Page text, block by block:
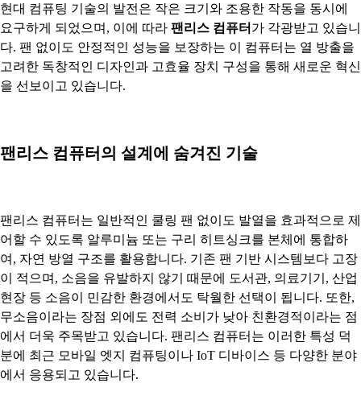
현대 컴퓨팅 기술의 발전은 작은 크기와 조용한 작동을 동시에
요구하게 되었으며, 이에 따라 팬리스 컴퓨터 가 각광받고 있습니
다. 팬 없이도 안정적인 성능을 보장하는 이 컴퓨터는 열 방출을
고려한 독창적인 디자인과 고효율 장치 구성을 통해 새로운 혁신
을 선보이고 있습니다.
팬리스 컴퓨터의 설계에 숨겨진 기술
팬리스 컴퓨터는 일반적인 쿨링 팬 없이도 발열을 효과적으로 제
어할 수 있도록 알루미늄 또는 구리 히트싱크를 본체에 통합하
여, 자연 방열 구조를 활용합니다. 기존 팬 기반 시스템보다 고장
이 적으며, 소음을 유발하지 않기 때문에 도서관, 의료기기, 산업
현장 등 소음이 민감한 환경에서도 탁월한 선택이 됩니다. 또한,
무소음이라는 장점 외에도 전력 소비가 낮아 친환경적이라는 점
에서 더욱 주목받고 있습니다. 팬리스 컴퓨터는 이러한 특성 덕
분에 최근 모바일 엣지 컴퓨팅이나 IoT 디바이스 등 다양한 분야
에서 응용되고 있습니다.